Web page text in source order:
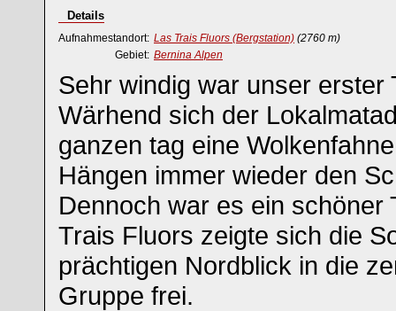
Details
Aufnahmestandort: Las Trais Fluors (Bergstation) (2760 m)
Gebiet: Bernina Alpen
Sehr windig war unser erster
Wärhend sich der
ganzen tag eine
Hängen immer wieder den
Dennoch war es ein schöner
Trais Fluors zeigte sich die
prächtigen Nordblick in die
Gruppe frei.